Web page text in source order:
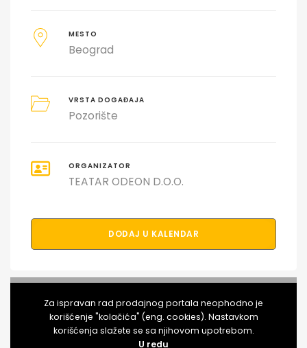
MESTO
Beograd
VRSTA DOGAĐAJA
Pozorište
ORGANIZATOR
TEATAR ODEON D.O.O.
DODAJ U KALENDAR
Za ispravan rad prodajnog portala neophodno je
korišćenje "kolačića" (eng. cookies). Nastavkom
korišćenja slažete se sa njihovom upotrebom.
U redu